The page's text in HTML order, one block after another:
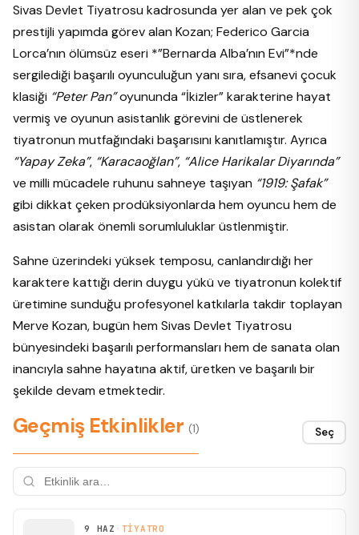
Sivas Devlet Tiyatrosu kadrosunda yer alan ve pek çok
prestijli yapımda görev alan Kozan; Federico Garcia
Lorca’nın ölümsüz eseri *”Bernarda Alba’nın Evi”*nde
sergilediği başarılı oyunculuğun yanı sıra, efsanevi çocuk
klasiği “Peter Pan”oyununda “İkizler” karakterine hayat
vermiş ve oyunun asistanlık görevini de üstlenerek
tiyatronun mutfağındaki başarısını kanıtlamıştır. Ayrıca
“Yapay Zeka”, “Karacaoğlan”, “Alice Harikalar Diyarında”
ve milli mücadele ruhunu sahneye taşıyan “1919: Şafak”
gibi dikkat çeken prodüksiyonlarda hem oyuncu hem de
asistan olarak önemli sorumluluklar üstlenmiştir.
Sahne üzerindeki yüksek temposu, canlandırdığı her
karaktere kattığı derin duygu yükü ve tiyatronun kolektif
üretimine sunduğu profesyonel katkılarla takdir toplayan
Merve Kozan, bugün hem Sivas Devlet Tiyatrosu
bünyesindeki başarılı performansları hem de sanata olan
inancıyla sahne hayatına aktif, üretken ve başarılı bir
şekilde devam etmektedir.
Geçmiş Etkinlikler(1) Seç
9 HAZ TIYATRO